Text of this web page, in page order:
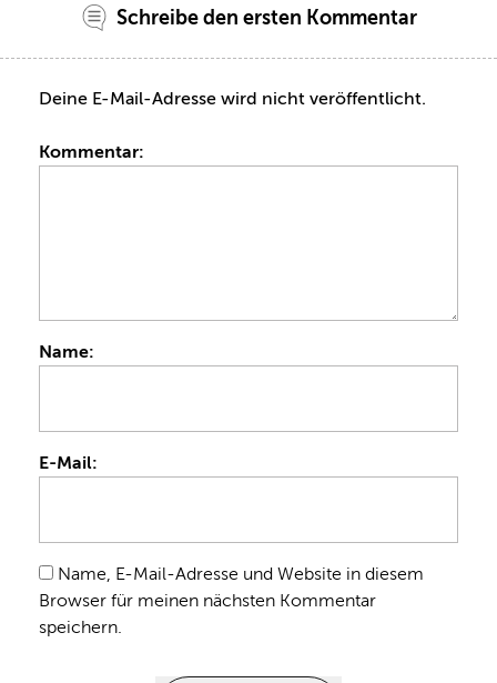
Schreibe den ersten Kommentar
Deine E-Mail-Adresse wird nicht veröffentlicht.
Kommentar:
Name:
E-Mail:
Name, E-Mail-Adresse und Website in diesem
Browser für meinen nächsten Kommentar
speichern.